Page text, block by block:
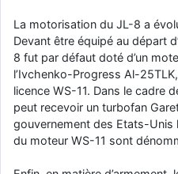
La motorisation du JL-8 a
Devant être équipé au départ
8 fut par défaut doté d’un
l’Ivchenko-Progress Al-
licence WS-11. Dans le cadre
peut recevoir un turbofan
gouvernement des Etats-Unis
du moteur WS-11 sont